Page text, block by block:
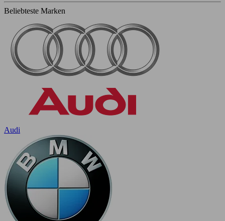
Beliebteste Marken
Audi